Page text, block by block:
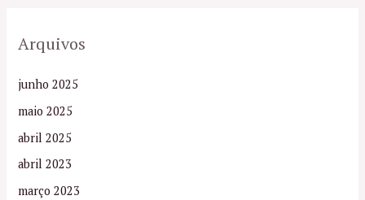
Arquivos
junho 2025
maio 2025
abril 2025
abril 2023
março 2023